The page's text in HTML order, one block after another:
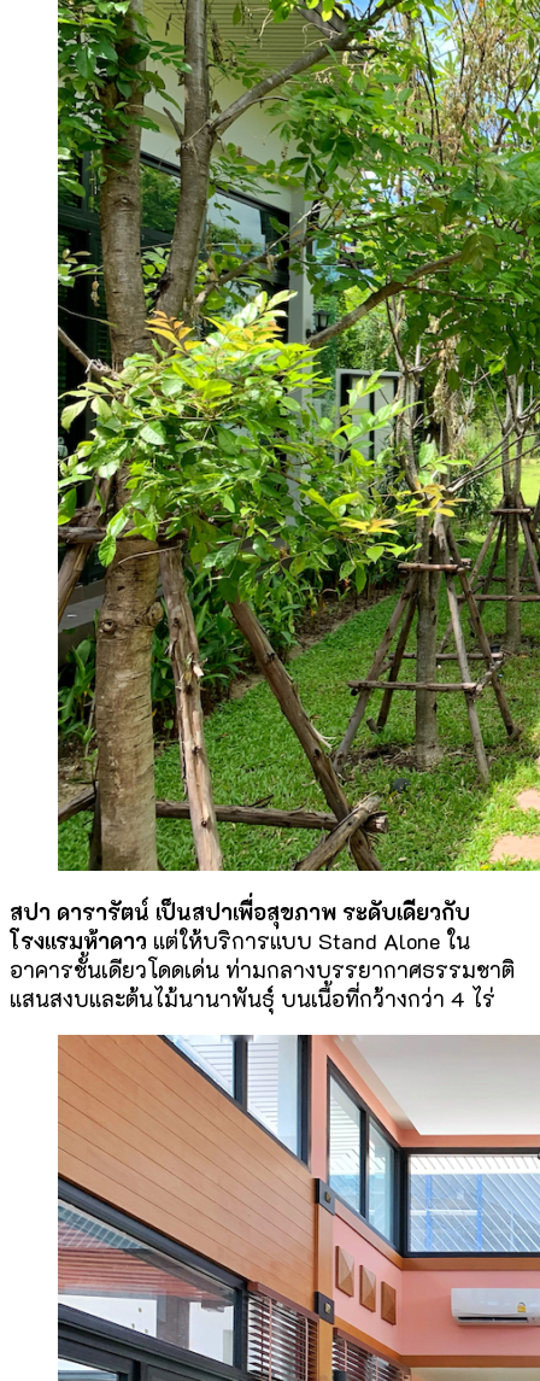
สปา ดารารัตน์ เป็นสปาเพื่อสุขภาพ ระดับเดียวกับ
โรงแรมห้าดาว แต่ให้บริการแบบ Stand Alone ใน
อาคารชั้นเดียวโดดเด่น ท่ามกลางบรรยากาศธรรมชาติ
แสนสงบและต้นไม้นานาพันธุ์ บนเนื้อที่กว้างกว่า 4 ไร่